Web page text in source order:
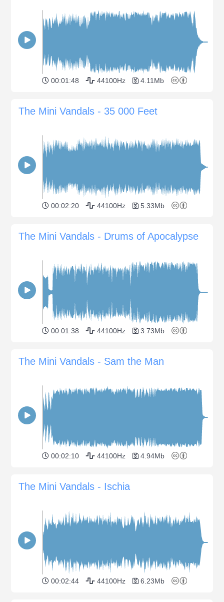
00:01:48 44100Hz 4.11Mb
The Mini Vandals - 35 000 Feet
00:02:20 44100Hz 5.33Mb
The Mini Vandals - Drums of Apocalypse
00:01:38 44100Hz 3.73Mb
The Mini Vandals - Sam the Man
00:02:10 44100Hz 4.94Mb
The Mini Vandals - Ischia
00:02:44 44100Hz 6.23Mb